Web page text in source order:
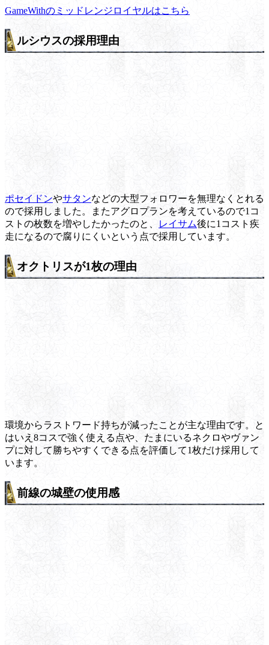
GameWithのミッドレンジロイヤルはこちら
ルシウスの採用理由
ポセイドンやサタンなどの大型フォロワーを無理なくとれる
ので採用しました。またアグロプランを考えているので1コ
ストの枚数を増やしたかったのと、
レイサム後に1コスト疾
走になるので腐りにくいという点で採用しています。
オクトリスが1枚の理由
環境からラストワード持ちが減ったことが主な理由です。と
はいえ8コスで強く使える点や、たまにいるネクロやヴァン
プに対して勝ちやすくできる点を評価して1枚だけ採用して
います。
前線の城壁の使用感